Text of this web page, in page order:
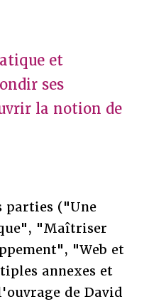
et
ses
la notion de
parties ("Une
"Maîtriser
"Web et
annexes et
de David